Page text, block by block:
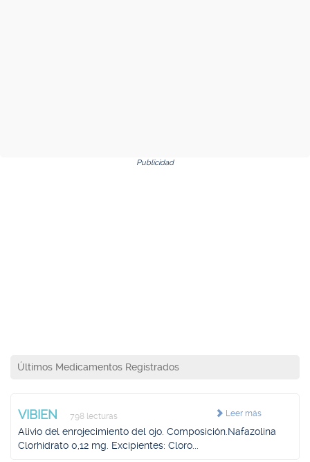
Publicidad
Últimos Medicamentos Registrados
Leer más
VIBIEN 798 lecturas
Alivio del enrojecimiento del ojo. Composición.Nafazolina
Clorhidrato 0,12 mg. Excipientes: Cloro...